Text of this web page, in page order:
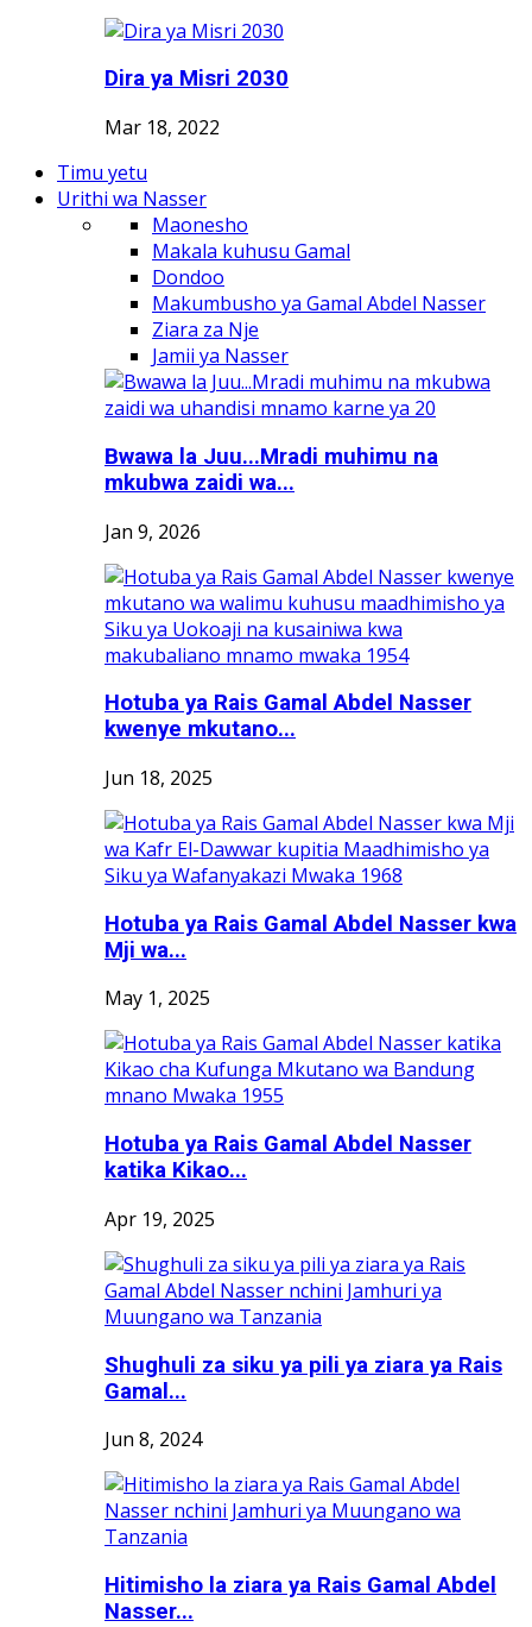
Dira ya Misri 2030
Mar 18, 2022
Timu yetu
Urithi wa Nasser
Maonesho
Makala kuhusu Gamal
Dondoo
Makumbusho ya Gamal Abdel Nasser
Ziara za Nje
Jamii ya Nasser
Bwawa la Juu...Mradi muhimu na
mkubwa zaidi wa...
Jan 9, 2026
Hotuba ya Rais Gamal Abdel Nasser
kwenye mkutano...
Jun 18, 2025
Hotuba ya Rais Gamal Abdel Nasser kwa
Mji wa...
May 1, 2025
Hotuba ya Rais Gamal Abdel Nasser
katika Kikao...
Apr 19, 2025
Shughuli za siku ya pili ya ziara ya Rais
Gamal...
Jun 8, 2024
Hitimisho la ziara ya Rais Gamal Abdel
Nasser...